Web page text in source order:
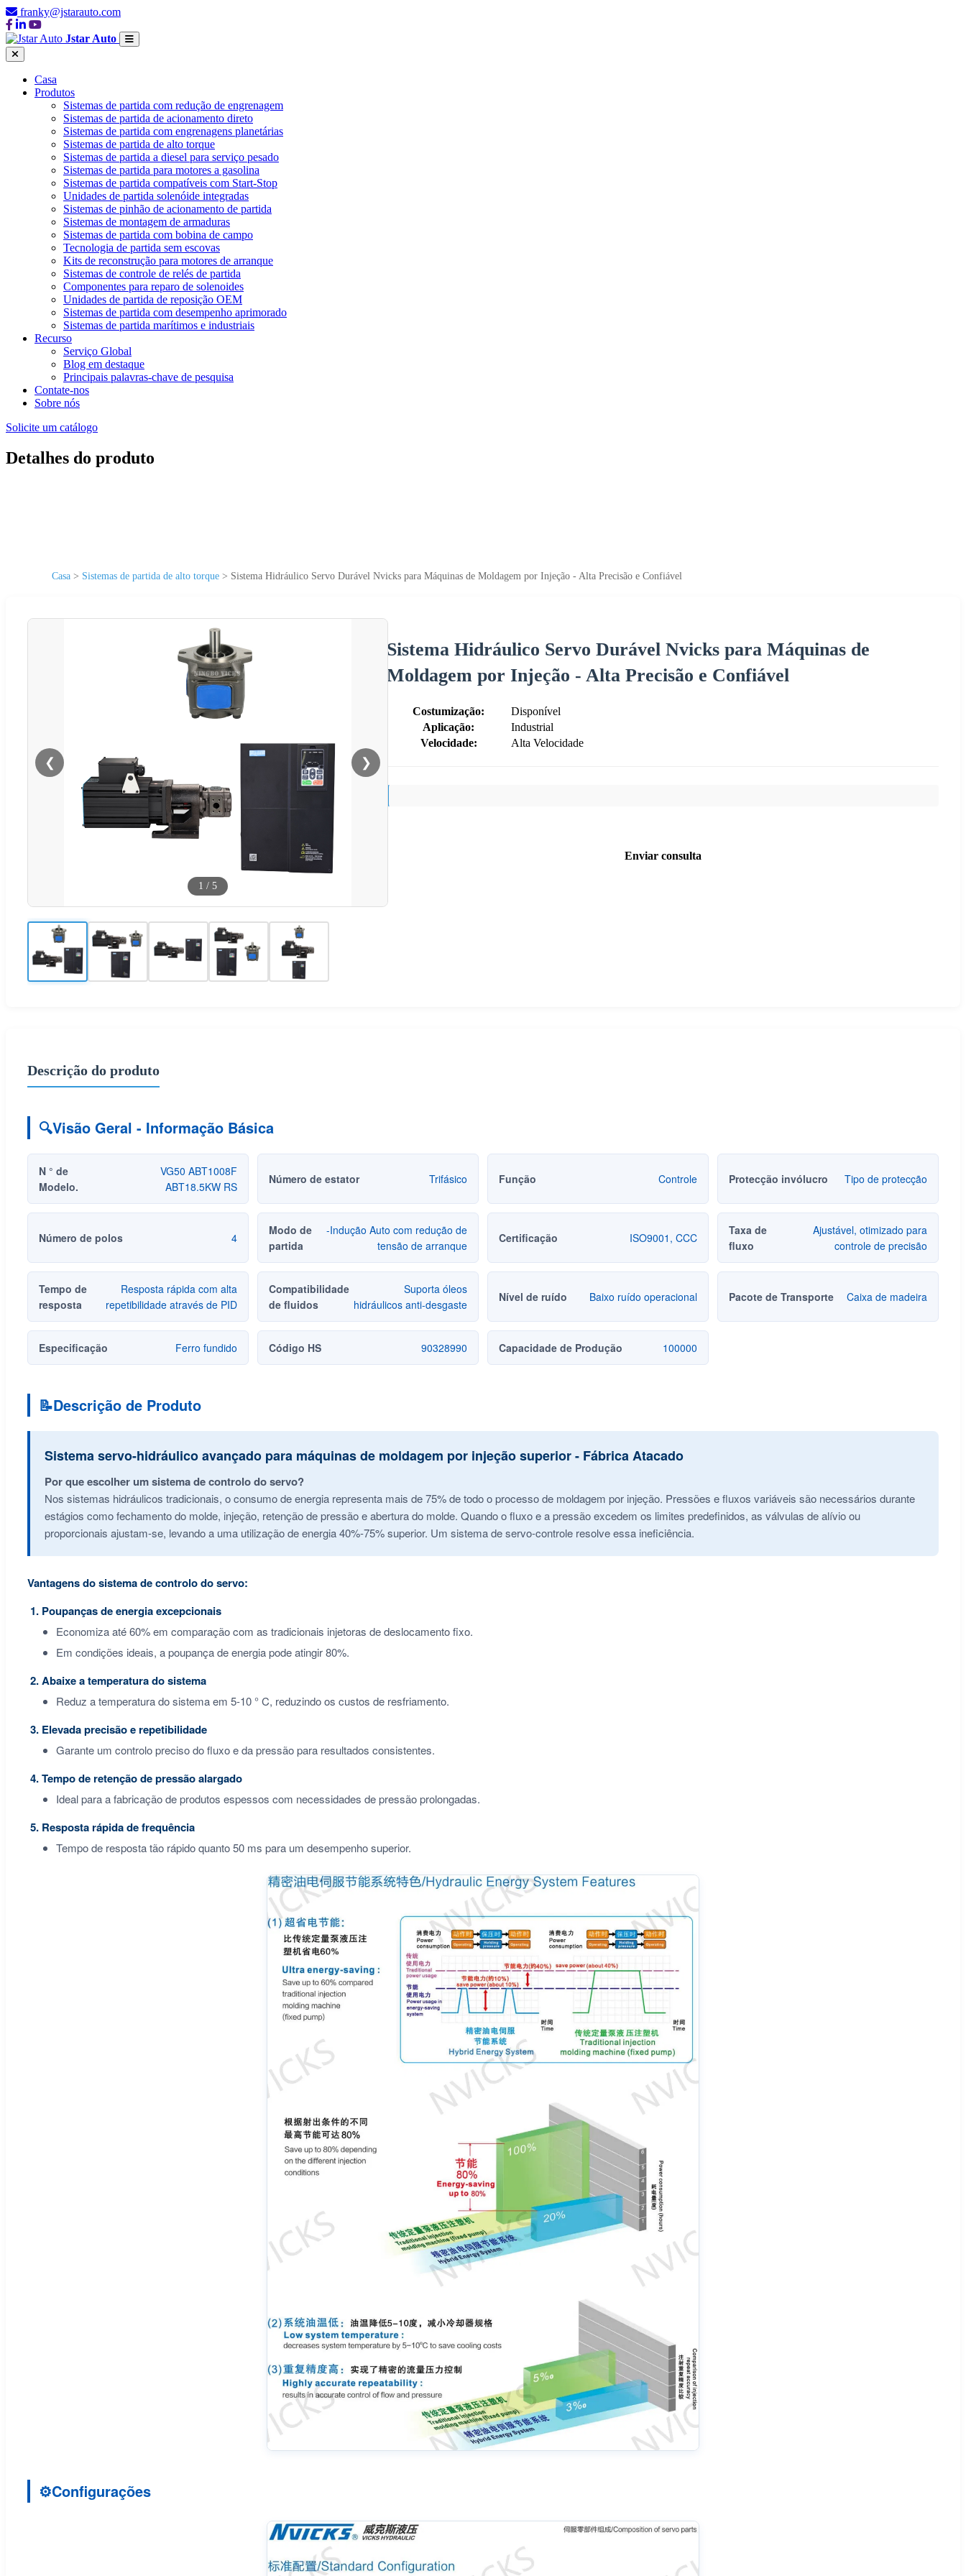
franky@jstarauto.com
Jstar Auto
Casa
Produtos
Sistemas de partida com redução de engrenagem
Sistemas de partida de acionamento direto
Sistemas de partida com engrenagens planetárias
Sistemas de partida de alto torque
Sistemas de partida a diesel para serviço pesado
Sistemas de partida para motores a gasolina
Sistemas de partida compatíveis com Start-Stop
Unidades de partida solenóide integradas
Sistemas de pinhão de acionamento de partida
Sistemas de montagem de armaduras
Sistemas de partida com bobina de campo
Tecnologia de partida sem escovas
Kits de reconstrução para motores de arranque
Sistemas de controle de relés de partida
Componentes para reparo de solenoides
Unidades de partida de reposição OEM
Sistemas de partida com desempenho aprimorado
Sistemas de partida marítimos e industriais
Recurso
Serviço Global
Blog em destaque
Principais palavras-chave de pesquisa
Contate-nos
Sobre nós
Solicite um catálogo
Detalhes do produto
Casa > Sistemas de partida de alto torque > Sistema Hidráulico Servo Durável Nvicks para Máquinas de Moldagem por Injeção - Alta Precisão e Confiável
❮ ❯
1 / 5
Sistema Hidráulico Servo Durável Nvicks para Máquinas de
Moldagem por Injeção - Alta Precisão e Confiável
Costumização:
Disponível
Aplicação:
Industrial
Velocidade:
Alta Velocidade
Enviar consulta
Descrição do produto
🔍Visão Geral - Informação Básica
N ° de
Modelo.
VG50 ABT1008F
ABT18.5KW RS
Número de estator Trifásico Função Controle Protecção invólucro Tipo de protecção
Número de polos 4
Modo de
partida
-Indução Auto com redução de
tensão de arranque
Certificação ISO9001, CCC
Taxa de
fluxo
Ajustável, otimizado para
controle de precisão
Tempo de
resposta
Resposta rápida com alta
repetibilidade através de PID
Compatibilidade
de fluidos
Suporta óleos
hidráulicos anti-desgaste
Nível de ruído Baixo ruído operacional Pacote de Transporte Caixa de madeira
Especificação Ferro fundido Código HS 90328990 Capacidade de Produção 100000
📝Descrição de Produto
Sistema servo-hidráulico avançado para máquinas de moldagem por injeção superior - Fábrica Atacado
Por que escolher um sistema de controlo do servo?
Nos sistemas hidráulicos tradicionais, o consumo de energia representa mais de 75% de todo o processo de moldagem por injeção. Pressões e fluxos variáveis são necessários durante
estágios como fechamento do molde, injeção, retenção de pressão e abertura do molde. Quando o fluxo e a pressão excedem os limites predefinidos, as válvulas de alívio ou
proporcionais ajustam-se, levando a uma utilização de energia 40%-75% superior. Um sistema de servo-controle resolve essa ineficiência.
Vantagens do sistema de controlo do servo:
Poupanças de energia excepcionais
Economiza até 60% em comparação com as tradicionais injetoras de deslocamento fixo.
Em condições ideais, a poupança de energia pode atingir 80%.
Abaixe a temperatura do sistema
Reduz a temperatura do sistema em 5-10 ° C, reduzindo os custos de resfriamento.
Elevada precisão e repetibilidade
Garante um controlo preciso do fluxo e da pressão para resultados consistentes.
Tempo de retenção de pressão alargado
Ideal para a fabricação de produtos espessos com necessidades de pressão prolongadas.
Resposta rápida de frequência
Tempo de resposta tão rápido quanto 50 ms para um desempenho superior.
⚙Configurações